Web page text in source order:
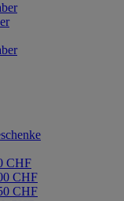
CHF
CHF
CHF